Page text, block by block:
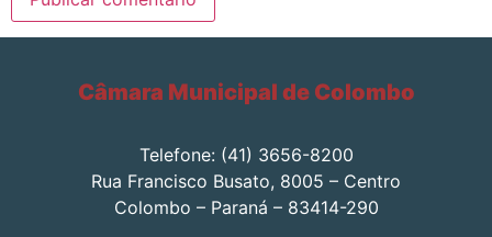
Câmara Municipal de Colombo
Telefone: (41) 3656-8200
Rua Francisco Busato, 8005 – Centro
Colombo – Paraná – 83414-290